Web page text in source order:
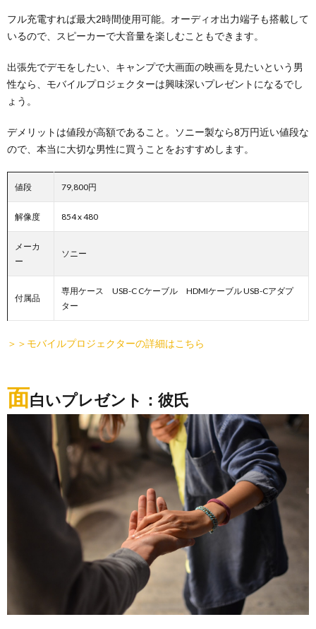
フル充電すれば最大2時間使用可能。オーディオ出力端子も搭載して
いるので、スピーカーで大音量を楽しむこともできます。
出張先でデモをしたい、キャンプで大画面の映画を見たいという男
性なら、モバイルプロジェクターは興味深いプレゼントになるでし
ょう。
デメリットは値段が高額であること。ソニー製なら8万円近い値段な
ので、本当に大切な男性に買うことをおすすめします。
値段 79,800円
解像度 854 x 480
メーカ
ー
ソニー
付属品
専用ケース USB-C Cケーブル HDMIケーブル USB-Cアダプ
ター
＞＞モバイルプロジェクターの詳細はこちら
面白いプレゼント：彼氏